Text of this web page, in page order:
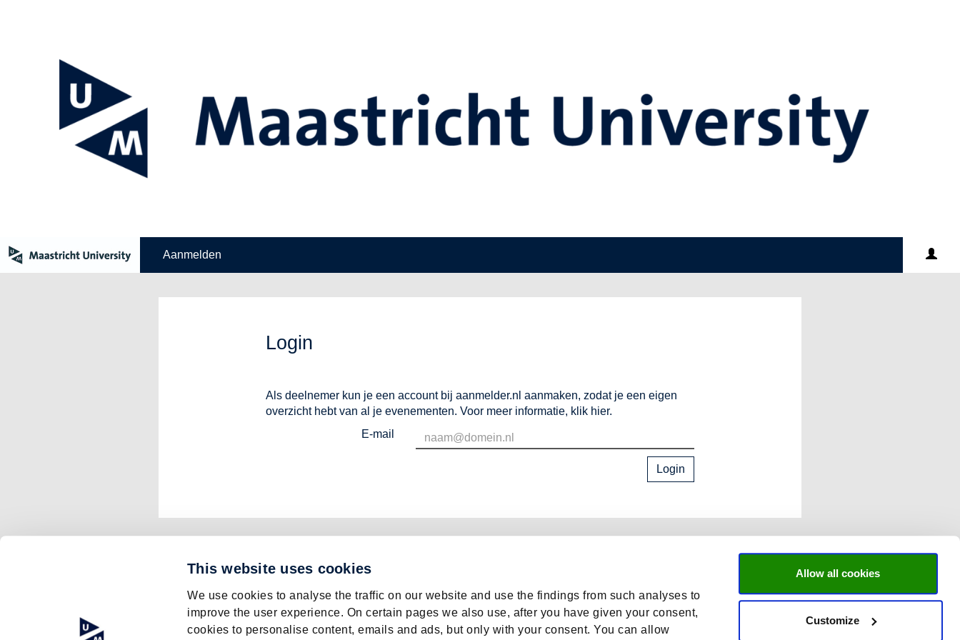
This website uses cookies
We use cookies to analyse the traffic on our website and use the findings from such analyses to
improve the user experience. On certain pages we also use, after you have given your consent,
cookies to personalise content, emails and ads, but only with your consent. You can allow
Allow all cookies
Customize
Aanmelden
Login
Als deelnemer kun je een account bij aanmelder.nl aanmaken, zodat je een eigen
overzicht hebt van al je evenementen. Voor meer informatie, klik hier.
E-mail
Login